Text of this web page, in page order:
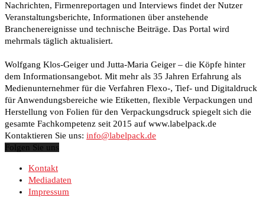
Nachrichten, Firmenreportagen und Interviews findet der Nutzer
Veranstaltungsberichte, Informationen über anstehende
Branchenereignisse und technische Beiträge. Das Portal wird
mehrmals täglich aktualisiert.
Wolfgang Klos-Geiger und Jutta-Maria Geiger – die Köpfe hinter
dem Informationsangebot. Mit mehr als 35 Jahren Erfahrung als
Medienunternehmer für die Verfahren Flexo-, Tief- und Digitaldruck
für Anwendungsbereiche wie Etiketten, flexible Verpackungen und
Herstellung von Folien für den Verpackungsdruck spiegelt sich die
gesamte Fachkompetenz seit 2015 auf www.labelpack.de
Kontaktieren Sie uns: info@labelpack.de
Folgen Sie uns
Kontakt
Mediadaten
Impressum